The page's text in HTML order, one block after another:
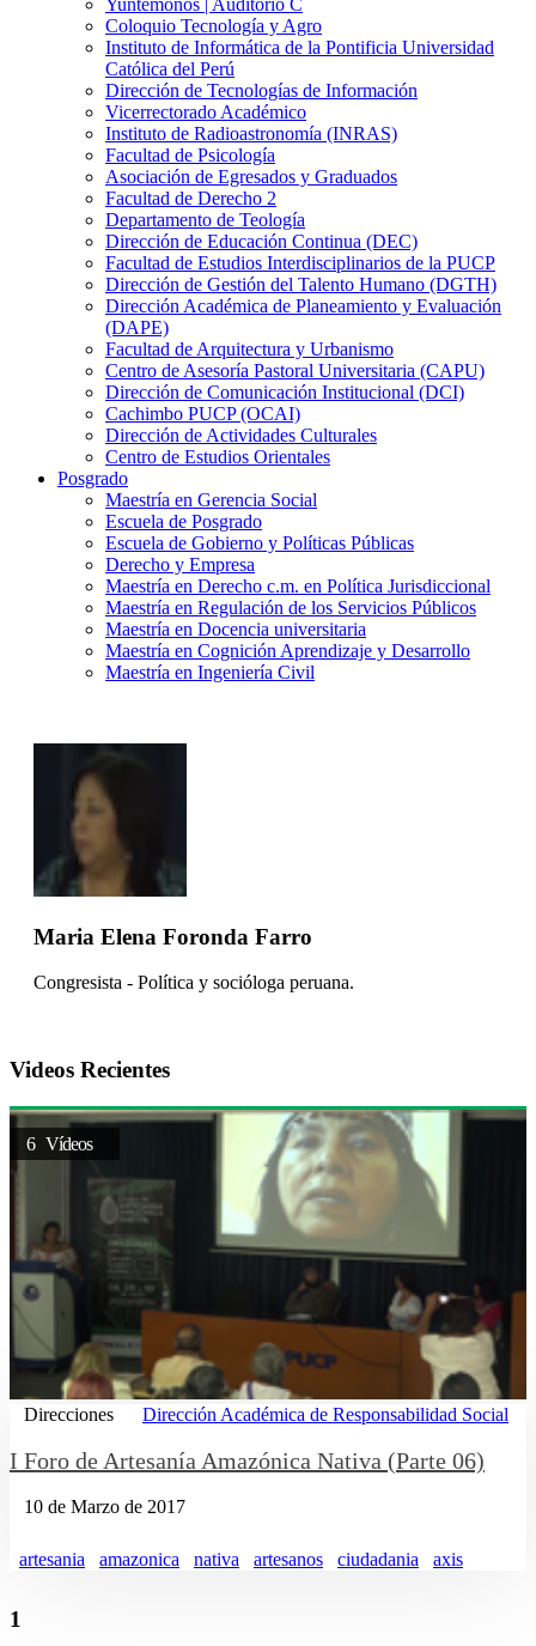
Yuntémonos | Auditorio C
Coloquio Tecnología y Agro
Instituto de Informática de la Pontificia Universidad
Católica del Perú
Dirección de Tecnologías de Información
Vicerrectorado Académico
Instituto de Radioastronomía (INRAS)
Facultad de Psicología
Asociación de Egresados y Graduados
Facultad de Derecho 2
Departamento de Teología
Dirección de Educación Continua (DEC)
Facultad de Estudios Interdisciplinarios de la PUCP
Dirección de Gestión del Talento Humano (DGTH)
Dirección Académica de Planeamiento y Evaluación
(DAPE)
Facultad de Arquitectura y Urbanismo
Centro de Asesoría Pastoral Universitaria (CAPU)
Dirección de Comunicación Institucional (DCI)
Cachimbo PUCP (OCAI)
Dirección de Actividades Culturales
Centro de Estudios Orientales
Posgrado
Maestría en Gerencia Social
Escuela de Posgrado
Escuela de Gobierno y Políticas Públicas
Derecho y Empresa
Maestría en Derecho c.m. en Política Jurisdiccional
Maestría en Regulación de los Servicios Públicos
Maestría en Docencia universitaria
Maestría en Cognición Aprendizaje y Desarrollo
Maestría en Ingeniería Civil
Maria Elena Foronda Farro
Congresista - Política y socióloga peruana.
Videos Recientes
6 Vídeos
Direcciones Dirección Académica de Responsabilidad Social
I Foro de Artesanía Amazónica Nativa (Parte 06)
10 de Marzo de 2017
artesania amazonica nativa artesanos ciudadania axis
1